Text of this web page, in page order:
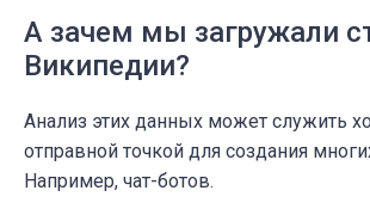
А зачем мы загружали
Википедии?
Анализ этих данных может служить
отправной точкой для создания
Например, чат-ботов.